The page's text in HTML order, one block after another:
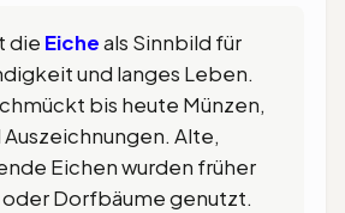
die Eicheals Sinnbild für
und langes Leben.
bis heute Münzen,
Alte,
Eichen wurden früher
Dorfbäume genutzt.